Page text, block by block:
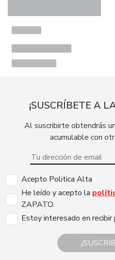
¡SUSCRÍBETE A
Al suscribirte obtendrás
acumulable con
Acepto Politica Alta
He leído y acepto la
ZAPATO.
Estoy interesado en recibir